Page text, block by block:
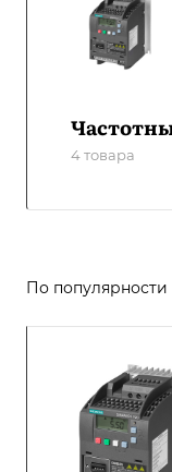
4 товара